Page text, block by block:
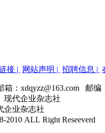
接 | 网站声明 | 招聘信息 |
：xdqyzz@163.com 邮编
现代企业杂志社
业杂志社
ALL Right Reseeverd